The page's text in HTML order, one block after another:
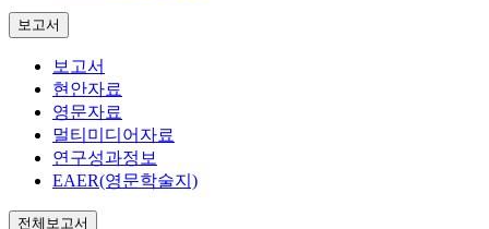
보고서
보고서
현안자료
영문자료
멀티미디어자료
연구성과정보
EAER(영문학술지)
전체보고서